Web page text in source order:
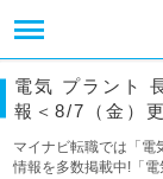
電気 プラント
報＜8/7（金）
マイナビ転職では「電
情報を多数掲載中!「